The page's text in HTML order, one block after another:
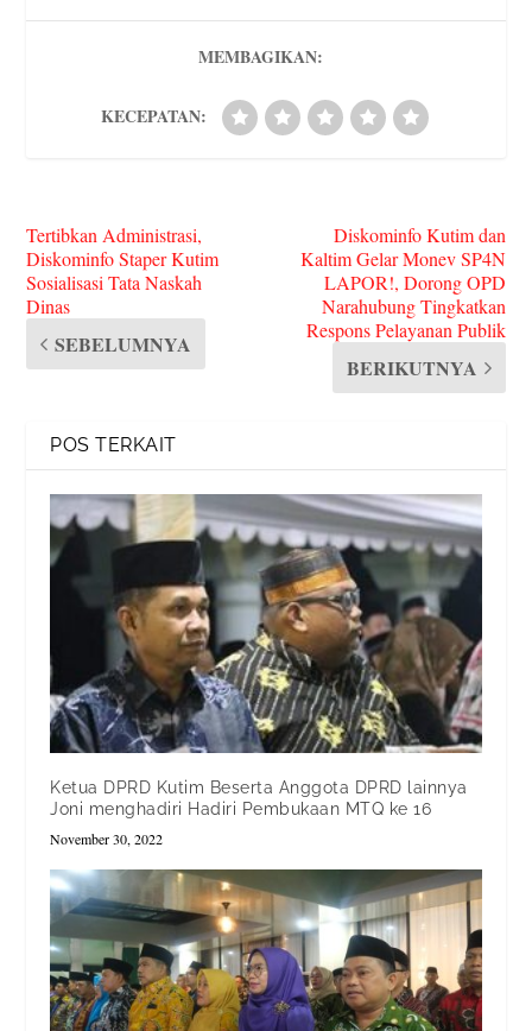
s
MEMBAGIKAN:
KECEPATAN:
Tertibkan Administrasi,
Diskominfo Staper Kutim
Sosialisasi Tata Naskah
Dinas
SEBELUMNYA
Diskominfo Kutim dan
Kaltim Gelar Monev SP4N
LAPOR!, Dorong OPD
Narahubung Tingkatkan
Respons Pelayanan Publik
BERIKUTNYA
POS TERKAIT
Ketua DPRD Kutim Beserta Anggota DPRD lainnya
Joni menghadiri Hadiri Pembukaan MTQ ke 16
November 30, 2022